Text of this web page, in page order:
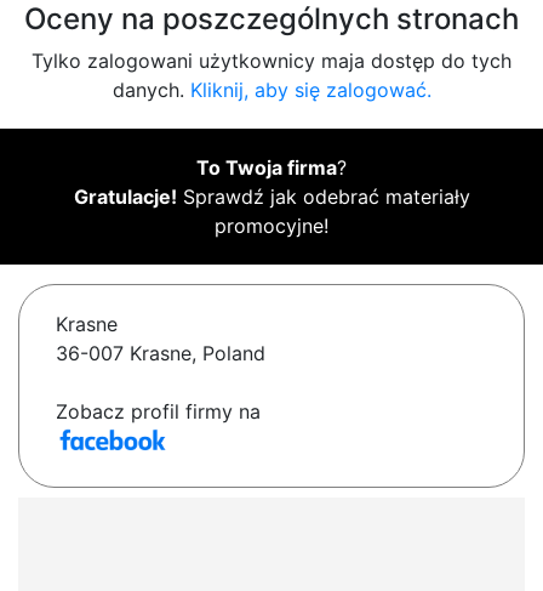
Oceny na poszczególnych stronach
Tylko zalogowani użytkownicy maja dostęp do tych
danych. Kliknij, aby się zalogować.
To Twoja firma?
Gratulacje! Sprawdź jak odebrać materiały
promocyjne!
Krasne
36-007 Krasne, Poland
Zobacz profil firmy na